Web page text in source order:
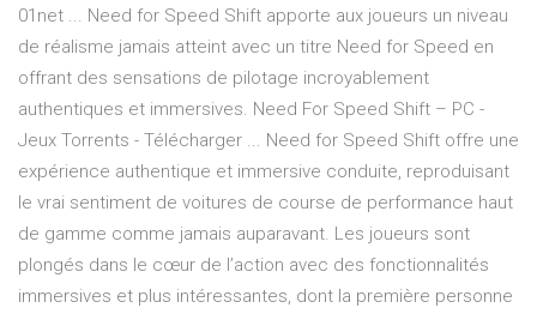
01net ... Need for Speed Shift apporte aux joueurs un niveau
de réalisme jamais atteint avec un titre Need for Speed en
offrant des sensations de pilotage incroyablement
authentiques et immersives. Need For Speed Shift – PC -
Jeux Torrents - Télécharger ... Need for Speed Shift offre une
expérience authentique et immersive conduite, reproduisant
le vrai sentiment de voitures de course de performance haut
de gamme comme jamais auparavant. Les joueurs sont
plongés dans le cœur de l’action avec des fonctionnalités
immersives et plus intéressantes, dont la première personne